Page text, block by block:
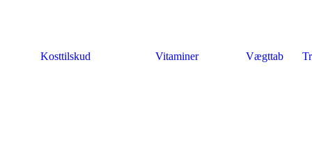
Kosttilskud Vitaminer Vægttab